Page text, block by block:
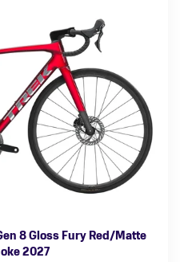
8 Gloss Fury Red/Matte
2027